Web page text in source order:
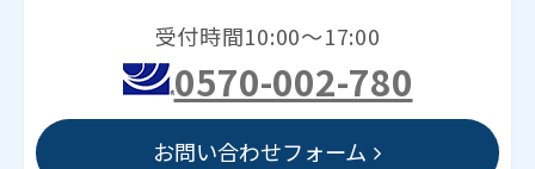
受付時間10:00～17:00
0570-002-780
お問い合わせフォーム